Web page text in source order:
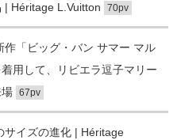
| Héritage L.Vuitton
70pv
作「ビッグ・バン サマー マル
用して、リビエラ逗子マリー
67pv
イズの進化 | Héritage